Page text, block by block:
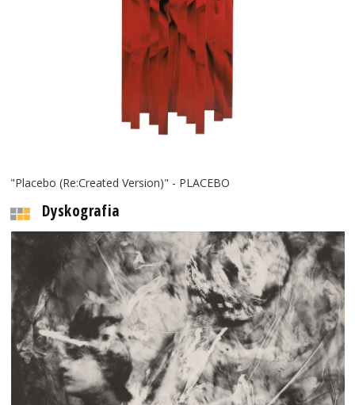
"Placebo (Re:Created Version)" - PLACEBO
Dyskografia